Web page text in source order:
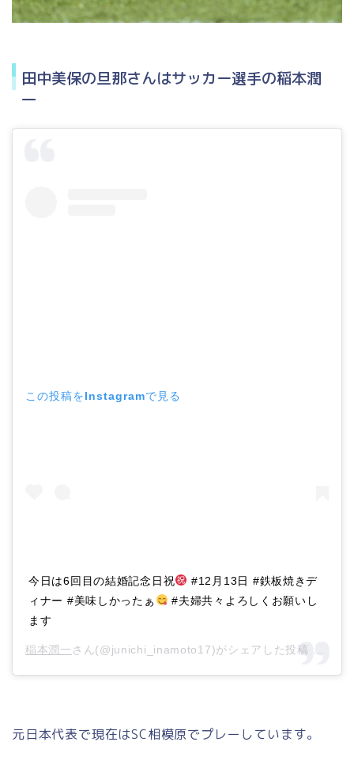
田中美保の旦那さんはサッカー選手の稲本潤
一
この投稿をInstagramで見る
今日は6回目の結婚記念日祝
#12月13日 #鉄板焼きデ
ィナー #美味しかったぁ
#夫婦共々よろしくお願いし
ます
稲本潤一 さん(@junichi_inamoto17)がシェアした投稿 –
元日本代表で現在はSC相模原でプレーしています。